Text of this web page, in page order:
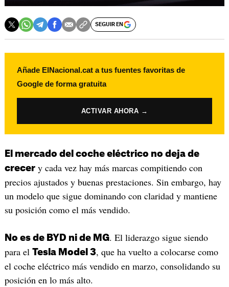
SEGUIR EN
Añade ElNacional.cat a tus fuentes favoritas de
Google de forma gratuita
ACTIVAR AHORA →
El mercado del coche eléctrico no deja de
crecery cada vez hay más marcas compitiendo con
precios ajustados y buenas prestaciones. Sin embargo, hay
un modelo que sigue dominando con claridad y mantiene
su posición como el más vendido.
No es de BYD ni de MG. El liderazgo sigue siendo
para el Tesla Model 3, que ha vuelto a colocarse como
el coche eléctrico más vendido en marzo, consolidando su
posición en lo más alto.